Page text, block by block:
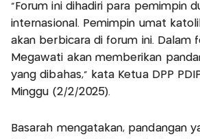
"Forum ini dihadiri para pemimpin
internasional. Pemimpin umat
akan berbicara di forum ini. Dalam
Megawati akan memberikan
yang dibahas," kata Ketua DPP
Minggu (2/2/2025).
Basarah mengatakan, pandangan